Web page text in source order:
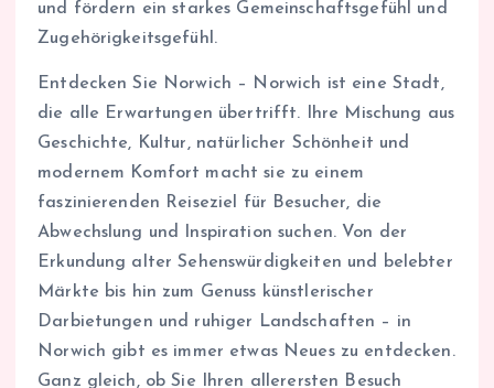
und fördern ein starkes Gemeinschaftsgefühl und
Zugehörigkeitsgefühl.
Entdecken Sie Norwich – Norwich ist eine Stadt,
die alle Erwartungen übertrifft. Ihre Mischung aus
Geschichte, Kultur, natürlicher Schönheit und
modernem Komfort macht sie zu einem
faszinierenden Reiseziel für Besucher, die
Abwechslung und Inspiration suchen. Von der
Erkundung alter Sehenswürdigkeiten und belebter
Märkte bis hin zum Genuss künstlerischer
Darbietungen und ruhiger Landschaften – in
Norwich gibt es immer etwas Neues zu entdecken.
Ganz gleich, ob Sie Ihren allerersten Besuch